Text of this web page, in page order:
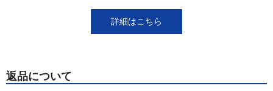
詳細はこちら
返品について